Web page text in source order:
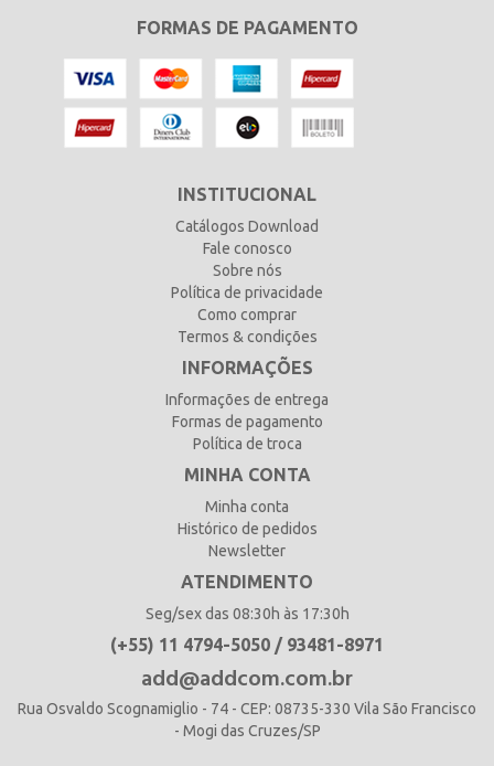
FORMAS DE PAGAMENTO
INSTITUCIONAL
Catálogos Download
Fale conosco
Sobre nós
Política de privacidade
Como comprar
Termos & condições
INFORMAÇÕES
Informações de entrega
Formas de pagamento
Política de troca
MINHA CONTA
Minha conta
Histórico de pedidos
Newsletter
ATENDIMENTO
Seg/sex das 08:30h às 17:30h
(+55) 11 4794-5050 / 93481-8971
add@addcom.com.br
Rua Osvaldo Scognamiglio - 74 - CEP: 08735-330 Vila São Francisco
- Mogi das Cruzes/SP